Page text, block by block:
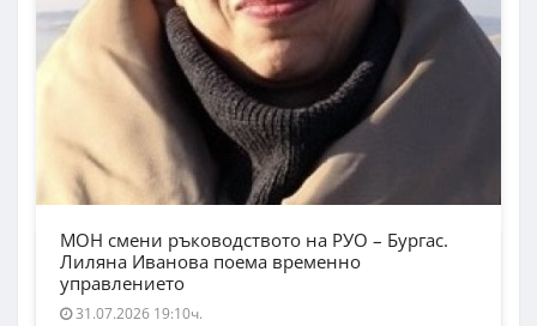
МОН смени ръководството на РУО – Бургас.
Лиляна Иванова поема временно
управлението
31.07.2026 19:10ч.